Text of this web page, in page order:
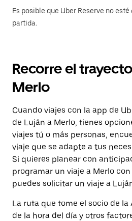
Es posible que Uber Reserve no
partida.
Recorre el
Merlo
Cuando viajes con la app de
de Luján a Merlo, tienes
viajes tú o más personas,
viaje que se adapte a tus
Si quieres planear con
programar un viaje a Merlo
puedes solicitar un viaje a
La ruta que tome el socio de
de la hora del día y otros